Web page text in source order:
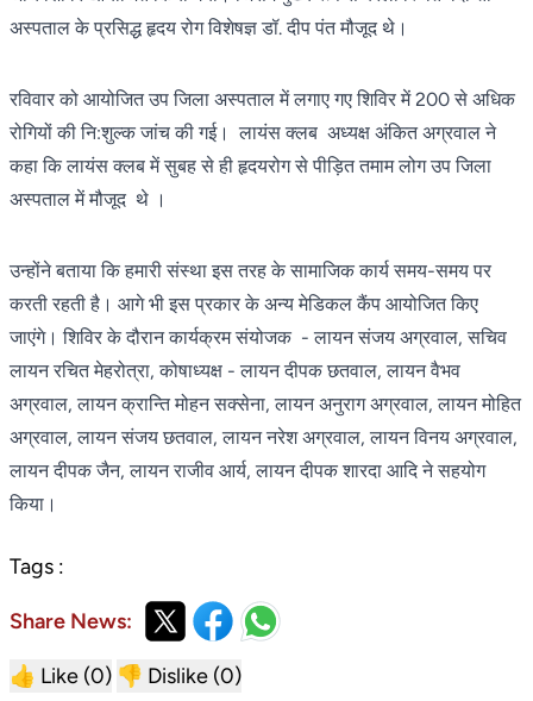
अस्पताल के प्रसिद्ध हृदय रोग विशेषज्ञ डॉ. दीप पंत मौजूद थे।
रविवार को आयोजित उप जिला अस्पताल में लगाए गए शिविर में 200 से अधिक
रोगियों की नि:शुल्क जांच की गई। लायंस क्लब अध्यक्ष अंकित अग्रवाल ने
कहा कि लायंस क्लब में सुबह से ही हृदयरोग से पीड़ित तमाम लोग उप जिला
अस्पताल में मौजूद थे ।
उन्होंने बताया कि हमारी संस्था इस तरह के सामाजिक कार्य समय-समय पर
करती रहती है। आगे भी इस प्रकार के अन्य मेडिकल कैंप आयोजित किए
जाएंगे। शिविर के दौरान कार्यक्रम संयोजक - लायन संजय अग्रवाल, सचिव
लायन रचित मेहरोत्रा, कोषाध्यक्ष - लायन दीपक छतवाल, लायन वैभव
अग्रवाल, लायन क्रान्ति मोहन सक्सेना, लायन अनुराग अग्रवाल, लायन मोहित
अग्रवाल, लायन संजय छतवाल, लायन नरेश अग्रवाल, लायन विनय अग्रवाल,
लायन दीपक जैन, लायन राजीव आर्य, लायन दीपक शारदा आदि‌ ने सहयोग
किया।
Tags :
Share News:
👍 Like (0) 👎 Dislike (0)